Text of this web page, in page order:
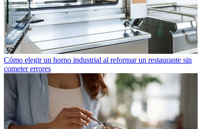
Cómo elegir un horno industrial al reformar un restaurante sin
cometer errores